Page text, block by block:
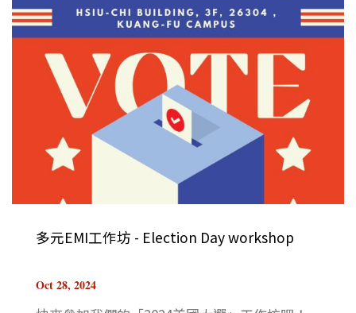
多元EMI工作坊 - Election Day workshop
Oct 28, 2024